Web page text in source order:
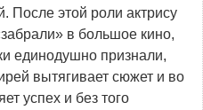
После этой роли актрису
в большое кино,
единодушно признали,
вытягивает сюжет и во
успех и без того